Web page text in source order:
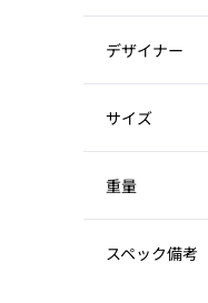
デザイナー
サイズ
重量
スペック備考